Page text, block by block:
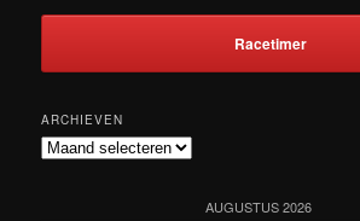
Racetimer
ARCHIEVEN
Archieven
AUGUSTUS 2026